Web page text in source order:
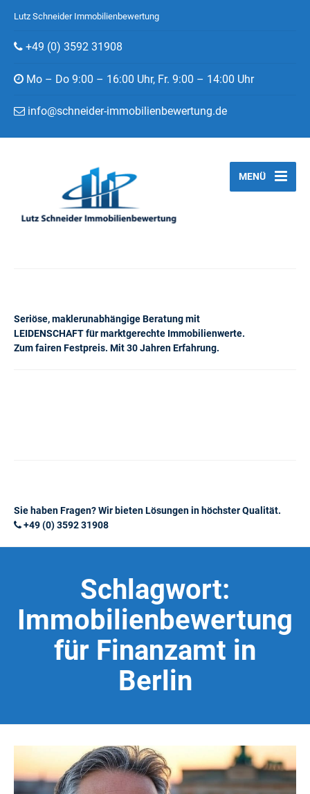
Lutz Schneider Immobilienbewertung
+49 (0) 3592 31908
Mo – Do 9:00 – 16:00 Uhr, Fr. 9:00 – 14:00 Uhr
info@schneider-immobilienbewertung.de
Seriöse, maklerunabhängige Beratung mit
LEIDENSCHAFT für marktgerechte Immobilienwerte.
Zum fairen Festpreis. Mit 30 Jahren Erfahrung.
MENÜ
Sie haben Fragen? Wir bieten Lösungen in höchster Qualität.
+49 (0) 3592 31908
Schlagwort:
Immobilienbewertung
für Finanzamt in
Berlin